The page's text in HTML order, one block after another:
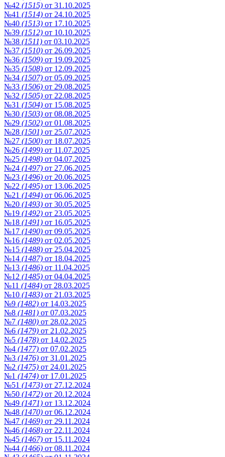
№42 (1515) от 31.10.2025
№41 (1514) от 24.10.2025
№40 (1513) от 17.10.2025
№39 (1512) от 10.10.2025
№38 (1511) от 03.10.2025
№37 (1510) от 26.09.2025
№36 (1509) от 19.09.2025
№35 (1508) от 12.09.2025
№34 (1507) от 05.09.2025
№33 (1506) от 29.08.2025
№32 (1505) от 22.08.2025
№31 (1504) от 15.08.2025
№30 (1503) от 08.08.2025
№29 (1502) от 01.08.2025
№28 (1501) от 25.07.2025
№27 (1500) от 18.07.2025
№26 (1499) от 11.07.2025
№25 (1498) от 04.07.2025
№24 (1497) от 27.06.2025
№23 (1496) от 20.06.2025
№22 (1495) от 13.06.2025
№21 (1494) от 06.06.2025
№20 (1493) от 30.05.2025
№19 (1492) от 23.05.2025
№18 (1491) от 16.05.2025
№17 (1490) от 09.05.2025
№16 (1489) от 02.05.2025
№15 (1488) от 25.04.2025
№14 (1487) от 18.04.2025
№13 (1486) от 11.04.2025
№12 (1485) от 04.04.2025
№11 (1484) от 28.03.2025
№10 (1483) от 21.03.2025
№9 (1482) от 14.03.2025
№8 (1481) от 07.03.2025
№7 (1480) от 28.02.2025
№6 (1479) от 21.02.2025
№5 (1478) от 14.02.2025
№4 (1477) от 07.02.2025
№3 (1476) от 31.01.2025
№2 (1475) от 24.01.2025
№1 (1474) от 17.01.2025
№51 (1473) от 27.12.2024
№50 (1472) от 20.12.2024
№49 (1471) от 13.12.2024
№48 (1470) от 06.12.2024
№47 (1469) от 29.11.2024
№46 (1468) от 22.11.2024
№45 (1467) от 15.11.2024
№44 (1466) от 08.11.2024